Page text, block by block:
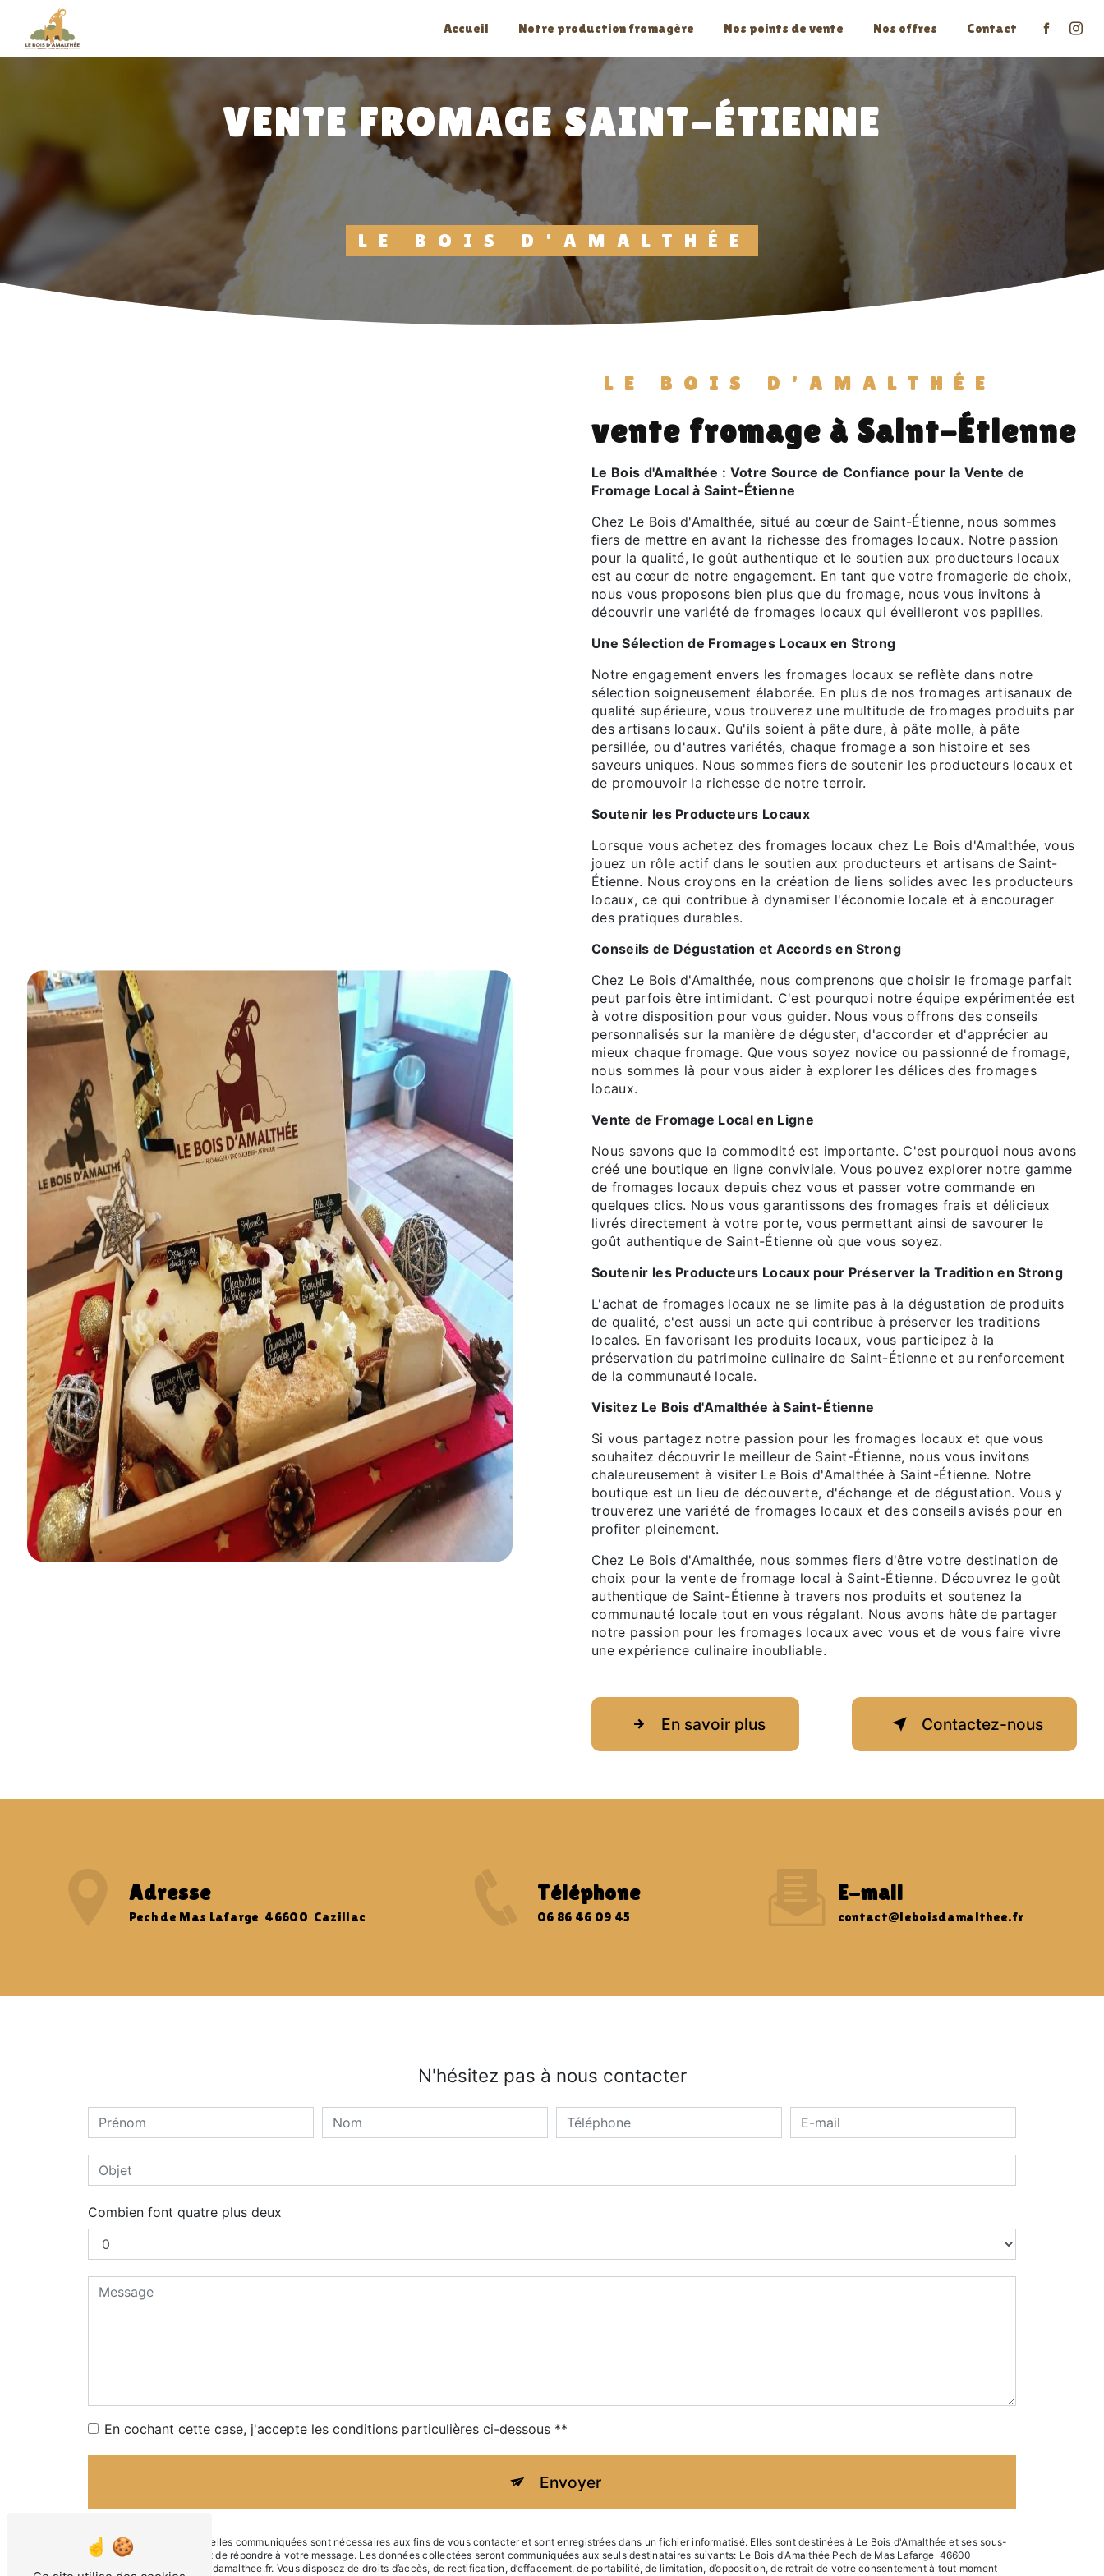
Accueil Notre production fromagère Nos points de vente Nos offres Contact
VENTE FROMAGE SAINT-ÉTIENNE
LE BOIS D'AMALTHÉE
LE BOIS D'AMALTHÉE
vente fromage à Saint-Étienne
Le Bois d'Amalthée : Votre Source de Confiance pour la Vente de
Fromage Local à Saint-Étienne
Chez Le Bois d'Amalthée, situé au cœur de Saint-Étienne, nous sommes
fiers de mettre en avant la richesse des fromages locaux. Notre passion
pour la qualité, le goût authentique et le soutien aux producteurs locaux
est au cœur de notre engagement. En tant que votre fromagerie de choix,
nous vous proposons bien plus que du fromage, nous vous invitons à
découvrir une variété de fromages locaux qui éveilleront vos papilles.
Une Sélection de Fromages Locaux en Strong
Notre engagement envers les fromages locaux se reflète dans notre
sélection soigneusement élaborée. En plus de nos fromages artisanaux de
qualité supérieure, vous trouverez une multitude de fromages produits par
des artisans locaux. Qu'ils soient à pâte dure, à pâte molle, à pâte
persillée, ou d'autres variétés, chaque fromage a son histoire et ses
saveurs uniques. Nous sommes fiers de soutenir les producteurs locaux et
de promouvoir la richesse de notre terroir.
Soutenir les Producteurs Locaux
Lorsque vous achetez des fromages locaux chez Le Bois d'Amalthée, vous
jouez un rôle actif dans le soutien aux producteurs et artisans de Saint-
Étienne. Nous croyons en la création de liens solides avec les producteurs
locaux, ce qui contribue à dynamiser l'économie locale et à encourager
des pratiques durables.
Conseils de Dégustation et Accords en Strong
Chez Le Bois d'Amalthée, nous comprenons que choisir le fromage parfait
peut parfois être intimidant. C'est pourquoi notre équipe expérimentée est
à votre disposition pour vous guider. Nous vous offrons des conseils
personnalisés sur la manière de déguster, d'accorder et d'apprécier au
mieux chaque fromage. Que vous soyez novice ou passionné de fromage,
nous sommes là pour vous aider à explorer les délices des fromages
locaux.
Vente de Fromage Local en Ligne
Nous savons que la commodité est importante. C'est pourquoi nous avons
créé une boutique en ligne conviviale. Vous pouvez explorer notre gamme
de fromages locaux depuis chez vous et passer votre commande en
quelques clics. Nous vous garantissons des fromages frais et délicieux
livrés directement à votre porte, vous permettant ainsi de savourer le
goût authentique de Saint-Étienne où que vous soyez.
Soutenir les Producteurs Locaux pour Préserver la Tradition en Strong
L'achat de fromages locaux ne se limite pas à la dégustation de produits
de qualité, c'est aussi un acte qui contribue à préserver les traditions
locales. En favorisant les produits locaux, vous participez à la
préservation du patrimoine culinaire de Saint-Étienne et au renforcement
de la communauté locale.
Visitez Le Bois d'Amalthée à Saint-Étienne
Si vous partagez notre passion pour les fromages locaux et que vous
souhaitez découvrir le meilleur de Saint-Étienne, nous vous invitons
chaleureusement à visiter Le Bois d'Amalthée à Saint-Étienne. Notre
boutique est un lieu de découverte, d'échange et de dégustation. Vous y
trouverez une variété de fromages locaux et des conseils avisés pour en
profiter pleinement.
Chez Le Bois d'Amalthée, nous sommes fiers d'être votre destination de
choix pour la vente de fromage local à Saint-Étienne. Découvrez le goût
authentique de Saint-Étienne à travers nos produits et soutenez la
communauté locale tout en vous régalant. Nous avons hâte de partager
notre passion pour les fromages locaux avec vous et de vous faire vivre
une expérience culinaire inoubliable.
En savoir plus Contactez-nous
Adresse
Pech de Mas Lafarge 46600 Cazillac
Téléphone
06 86 46 09 45
E-mail
contact@leboisdamalthee.fr
N'hésitez pas à nous contacter
Combien font quatre plus deux
En cochant cette case, j'accepte les conditions particulières ci-dessous **
Envoyer
** Les données personnelles communiquées sont nécessaires aux fins de vous contacter et sont enregistrées dans un fichier informatisé. Elles sont destinées à Le Bois d'Amalthée et ses sous-
traitants dans le seul but de répondre à votre message. Les données collectées seront communiquées aux seuls destinataires suivants: Le Bois d'Amalthée Pech de Mas Lafarge 46600
Cazillac contact@leboisdamalthee.fr. Vous disposez de droits d’accès, de rectification, d’effacement, de portabilité, de limitation, d’opposition, de retrait de votre consentement à tout moment
Panneau de gestion des cookies